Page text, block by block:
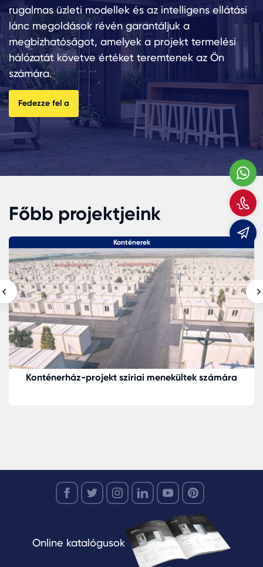
rugalmas üzleti modellek és az intelligens ellátási
lánc megoldások révén garantáljuk a
megbízhatóságot, amelyek a projekt termelési
hálózatát követve értéket teremtenek az Ön
számára.
Fedezze fel a
Főbb projektjeink
Konténerek
Konténerház-projekt szíriai menekültek számára
Online katalógusok